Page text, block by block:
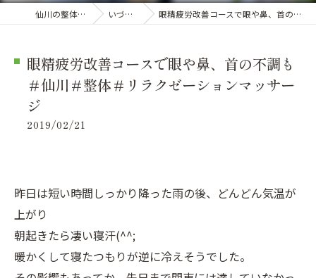
仙川の整体ならいづみ堂整体院 いづみ堂のブログ 眼精疲労改善コースで眼や鼻、首の不調も＃仙川＃整体＃リラクゼーションマッサージ
眼精疲労改善コースで眼や鼻、首の不調も
＃仙川＃整体＃リラクゼーションマッサー
ジ
2019/02/21
昨日は短い時間しっかり降った雨の後、どんどん気温が
上がり
朝起きたら凄い寝汗(^^;
暖かくして寝たつもりが逆に冷えそうでした。